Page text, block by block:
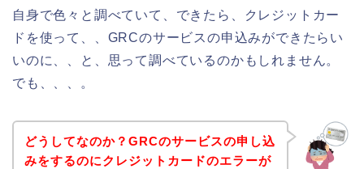
自身で色々と調べていて、できたら、クレジットカー
ドを使って、、GRCのサービスの申込みができたらい
いのに、、と、思って調べているのかもしれません。
でも、、、。
どうしてなのか？GRCのサービスの申し込
みをするのにクレジットカードのエラーが